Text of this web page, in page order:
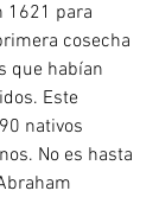
1621 para
cosecha
que habían
Este
nativos
No es hasta